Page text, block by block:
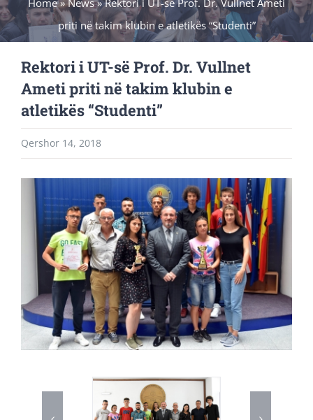
Home»News»Rektori i UT-së Prof. Dr. Vullnet Ameti
priti në takim klubin e atletikës “Studenti”
Rektori i UT-së Prof. Dr. Vullnet
Ameti priti në takim klubin e
atletikës “Studenti”
Qershor 14, 2018
View
Larger